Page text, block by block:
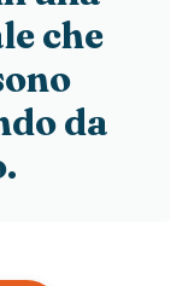
che
da